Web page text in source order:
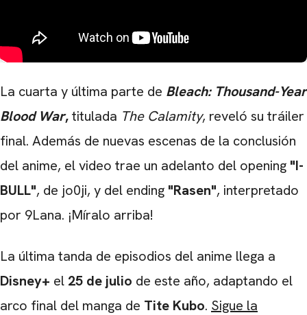
La cuarta y última parte de Bleach: Thousand-Year
Blood War,titulada The Calamity, reveló su tráiler
final. Además de nuevas escenas de la conclusión
del anime, el video trae un adelanto del opening "I-
BULL", de jo0ji, y del ending "Rasen", interpretado
por 9Lana. ¡Míralo arriba!
La última tanda de episodios del anime llega a
Disney+ el 25 de julio de este año, adaptando el
arco final del manga de Tite Kubo. Sigue la
CARREGANDO PUBLICIDADE